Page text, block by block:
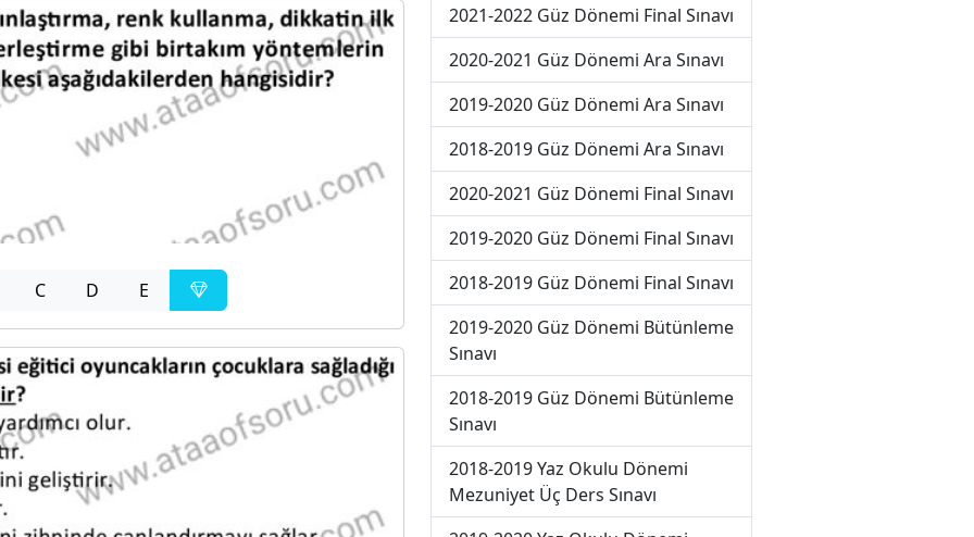
C D E
2021-2022 Güz Dönemi Final Sınavı
2020-2021 Güz Dönemi Ara Sınavı
2019-2020 Güz Dönemi Ara Sınavı
2018-2019 Güz Dönemi Ara Sınavı
2020-2021 Güz Dönemi Final Sınavı
2019-2020 Güz Dönemi Final Sınavı
2018-2019 Güz Dönemi Final Sınavı
2019-2020 Güz Dönemi Bütünleme
Sınavı
2018-2019 Güz Dönemi Bütünleme
Sınavı
2018-2019 Yaz Okulu Dönemi
Mezuniyet Üç Ders Sınavı